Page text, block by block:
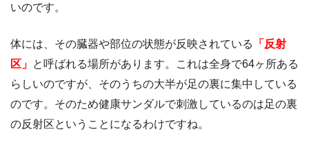
いのです。
体には、その臓器や部位の状態が反映されている
「反射
区」 と呼ばれる場所があります。これは全身で64ヶ所ある
らしいのですが、そのうちの大半が足の裏に集中している
のです。そのため健康サンダルで刺激しているのは足の裏
の反射区ということになるわけですね。